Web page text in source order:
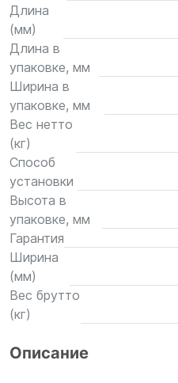
Длина
(мм)
Длина в
упаковке, мм
Ширина в
упаковке, мм
Вес нетто
(кг)
Способ
установки
Высота в
упаковке, мм
Гарантия
Ширина
(мм)
Вес брутто
(кг)
Описание